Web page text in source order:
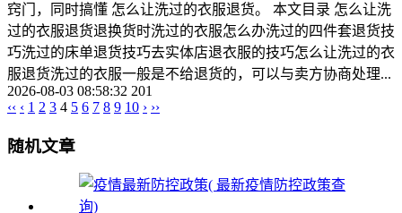
窍门，同时搞懂 怎么让洗过的衣服退货。 本文目录 怎么让洗
过的衣服退货退换货时洗过的衣服怎么办洗过的四件套退货技
巧洗过的床单退货技巧去实体店退衣服的技巧怎么让洗过的衣
服退货洗过的衣服一般是不给退货的，可以与卖方协商处理...
2026-08-03 08:58:32 201
‹‹ ‹ 1 2 3 4 5 6 7 8 9 10 › ››
随机文章